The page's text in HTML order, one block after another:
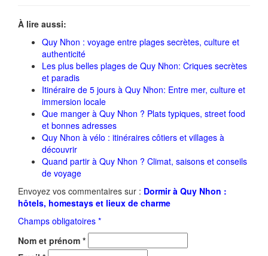
À lire aussi:
Quy Nhon : voyage entre plages secrètes, culture et
authenticité
Les plus belles plages de Quy Nhon: Criques secrètes
et paradis
Itinéraire de 5 jours à Quy Nhon: Entre mer, culture et
immersion locale
Que manger à Quy Nhon ? Plats typiques, street food
et bonnes adresses
Quy Nhon à vélo : itinéraires côtiers et villages à
découvrir
Quand partir à Quy Nhon ? Climat, saisons et conseils
de voyage
Envoyez vos commentaires sur : Dormir à Quy Nhon :
hôtels, homestays et lieux de charme
Champs obligatoires *
Nom et prénom *